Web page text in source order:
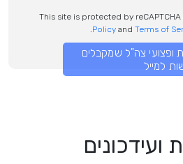
This site is protected by
Policyand Terms of
ופצועי צה"ל שמקבלים
למייל
ועידכונים